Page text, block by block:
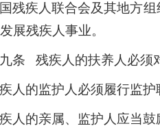
残疾人联合会及其地方
展残疾人事业。
条 残疾人的扶养人必须
人的监护人必须履行监
人的亲属、监护人应当鼓